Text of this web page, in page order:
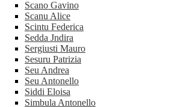
Scano Gavino
Scanu Alice
Scintu Federica
Sedda Jndira
Sergiusti Mauro
Sesuru Patrizia
Seu Andrea
Seu Antonello
Siddi Eloisa
Simbula Antonello